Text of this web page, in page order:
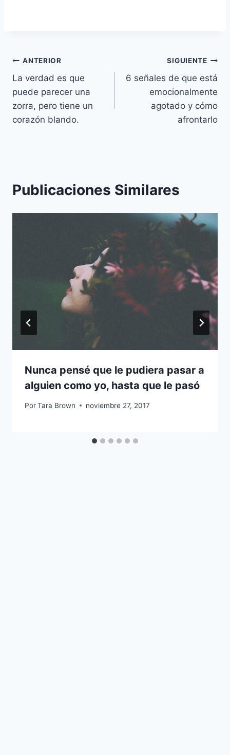
Navegación
de
entradas
ANTERIOR
La verdad es que
puede parecer una
zorra, pero tiene un
corazón blando.
SIGUIENTE
6 señales de que está
emocionalmente
agotado y cómo
afrontarlo
Publicaciones Similares
Nunca pensé que le pudiera pasar a
alguien como yo, hasta que le pasó
PorTara Brown noviembre 27, 2017